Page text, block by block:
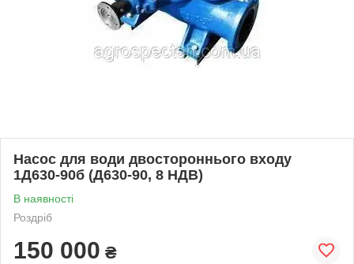
Насос для води двостороннього входу
1Д630-90б (Д630-90, 8 НДВ)
В наявності
Роздріб
150 000 ₴